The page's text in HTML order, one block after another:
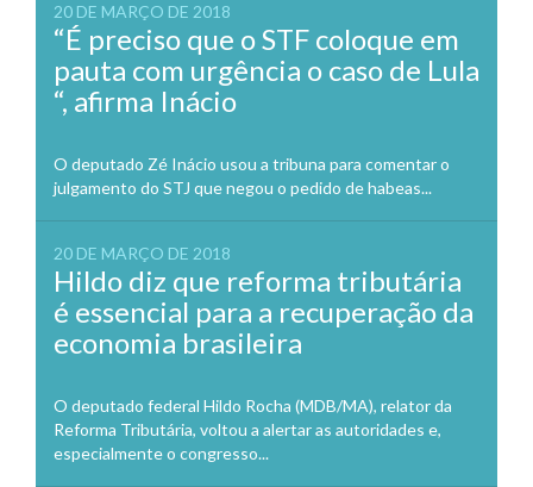
20 DE MARÇO DE 2018
“É preciso que o STF coloque em
pauta com urgência o caso de Lula
“, afirma Inácio
O deputado Zé Inácio usou a tribuna para comentar o
julgamento do STJ que negou o pedido de habeas...
20 DE MARÇO DE 2018
Hildo diz que reforma tributária
é essencial para a recuperação da
economia brasileira
O deputado federal Hildo Rocha (MDB/MA), relator da
Reforma Tributária, voltou a alertar as autoridades e,
especialmente o congresso...